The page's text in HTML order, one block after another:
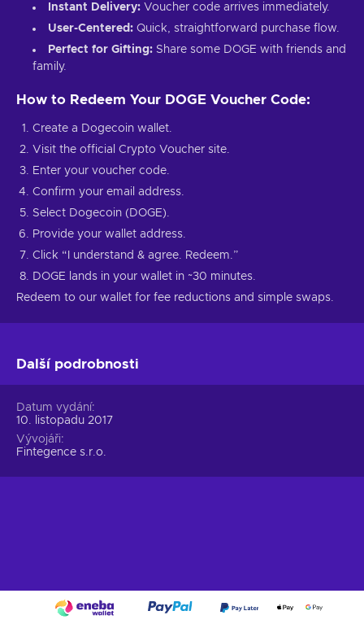
Instant Delivery: Voucher code arrives immediately.
User-Centered: Quick, straightforward purchase flow.
Perfect for Gifting: Share some DOGE with friends and
family.
How to Redeem Your DOGE Voucher Code:
Create a Dogecoin wallet.
Visit the official Crypto Voucher site.
Enter your voucher code.
Confirm your email address.
Select Dogecoin (DOGE).
Provide your wallet address.
Click “I understand & agree. Redeem.”
DOGE lands in your wallet in ~30 minutes.
Redeem to our wallet for fee reductions and simple swaps.
Další podrobnosti
Datum vydání
10. listopadu 2017
Vývojáři
Fintegence s.r.o.